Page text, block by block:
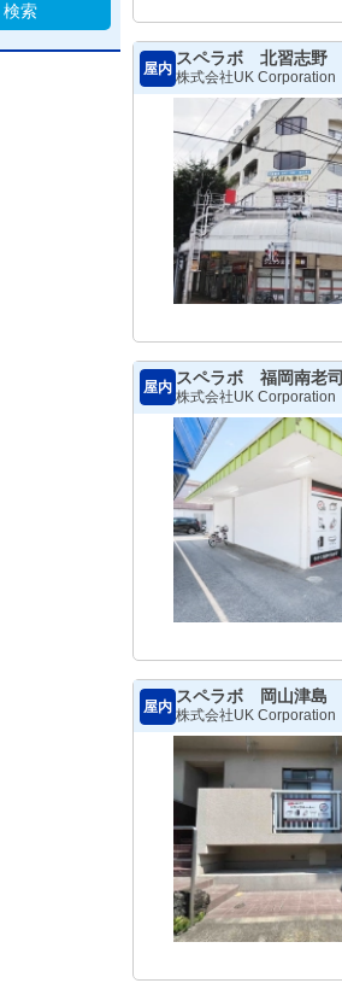
検索
屋内
スペラボ 北習志野
株式会社UK Corporation
屋内
スペラボ 福岡南老司
株式会社UK Corporation
屋内
スペラボ 岡山津島
株式会社UK Corporation